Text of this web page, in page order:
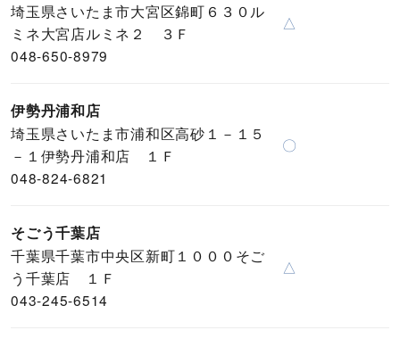
埼玉県さいたま市大宮区錦町６３０ル
ミネ大宮店ルミネ２ ３Ｆ
048-650-8979
△
伊勢丹浦和店
埼玉県さいたま市浦和区高砂１－１５
－１伊勢丹浦和店 １Ｆ
048-824-6821
〇
そごう千葉店
千葉県千葉市中央区新町１０００そご
う千葉店 １Ｆ
043-245-6514
△